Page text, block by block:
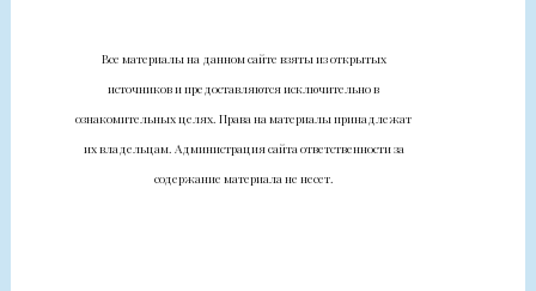
Все материалы на данном сайте взяты из открытых
источников и предоставляются исключительно в
ознакомительных целях. Права на материалы принадлежат
их владельцам. Администрация сайта ответственности за
содержание материала не несет.